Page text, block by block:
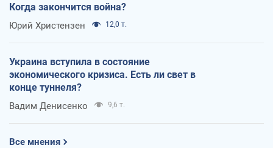
Когда закончится война?
Юрий Христензен 12,0 т.
Украина вступила в состояние
экономического кризиса. Есть ли свет в
конце туннеля?
Вадим Денисенко 9,6 т.
Все мнения